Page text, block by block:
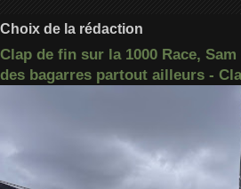
Choix de la rédaction
Clap de fin sur la 1000 Race,
des bagarres partout ailleurs -